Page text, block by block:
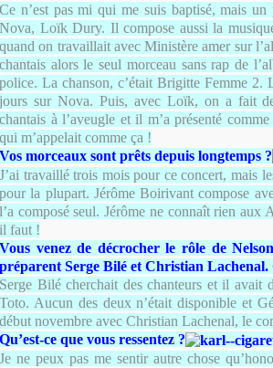
Ce n’est pas mi qui me suis baptisé, mais
Nova, Loïk Dury. Il compose aussi la
quand on travaillait avec Ministère amer sur
chantais alors le seul morceau sans rap de
police. La chanson, c’était Brigitte Femme 2.
jours sur Nova. Puis, avec Loïk, on a fait
chantais à l’aveugle et il m’a présenté
qui m’appelait comme ça !
Vos morceaux sont prêts depuis longtemps ?
J’ai travaillé trois mois pour ce concert, mais
pour la plupart. Jérôme Boirivant compose
l’a composé seul. Jérôme ne connaît rien aux
il faut !
Vous venez de décrocher le rôle de
préparent Serge Bilé et Christian Lachenal.
Serge Bilé cherchait des chanteurs et il avait
Toto. Aucun des deux n’était disponible et
début novembre avec Christian Lachenal, le
Qu’est-ce que vous ressentez ?
Je ne peux pas me sentir autre chose